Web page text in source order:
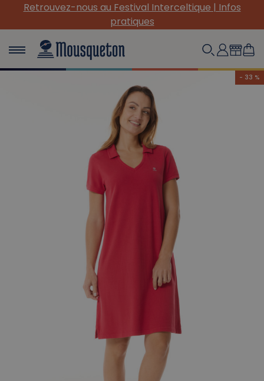
(Re) Découvrez nos INDISPENSABLES en toile !
- 33 %